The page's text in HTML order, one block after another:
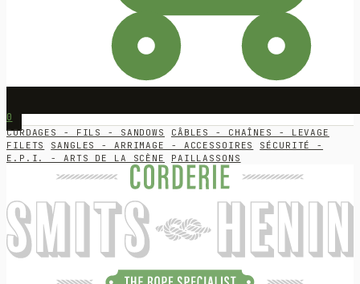
0
CORDAGES - FILS - SANDOWS
CÂBLES - CHAÎNES - LEVAGE
FILETS
SANGLES - ARRIMAGE - ACCESSOIRES
SÉCURITÉ -
E.P.I. - ARTS DE LA SCÈNE
PAILLASSONS